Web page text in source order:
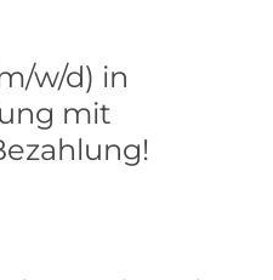
w/d) in
mit